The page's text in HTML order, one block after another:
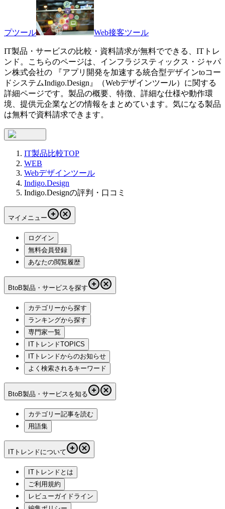
プツール Web接客ツール
IT製品・サービスの比較・資料請求が無料でできる、ITトレ
ンド。こちらのページは、 インフラジスティックス・ジャパ
ン株式会社の 『アプリ開発を加速する統合型デザインtoコー
ドシステムIndigo.Design 』（Webデザインツール）に関する
詳細ページです。製品の概要、特徴、詳細な仕様や動作環
境、提供元企業などの情報をまとめています。気になる製品
は無料で資料請求できます。
IT製品比較TOP
WEB
Webデザインツール
Indigo.Design
Indigo.Designの評判・口コミ
マイメニュー
ログイン
無料会員登録
あなたの閲覧履歴
BtoB製品・サービスを探す
カテゴリーから探す
ランキングから探す
専門家一覧
ITトレンドTOPICS
ITトレンドからのお知らせ
よく検索されるキーワード
BtoB製品・サービスを知る
カテゴリー記事を読む
用語集
ITトレンドについて
ITトレンドとは
ご利用規約
レビューガイドライン